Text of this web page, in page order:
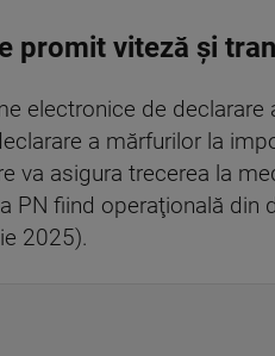
promit viteză și
electronice de
a mărfurilor la
va asigura trecerea la
PN fiind operaţională din
2025).